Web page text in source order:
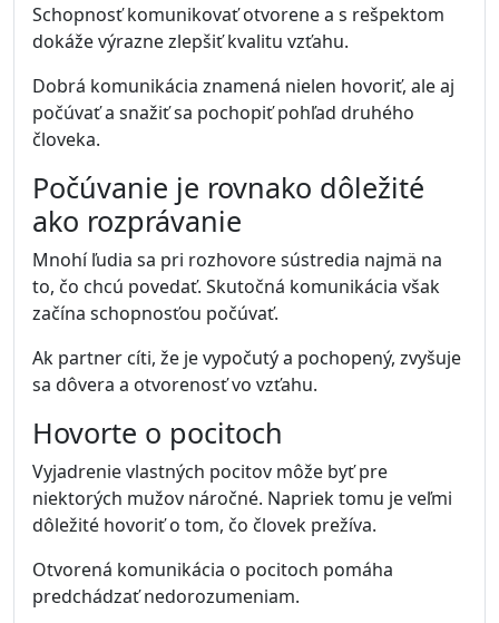
Schopnosť komunikovať otvorene a s rešpektom
dokáže výrazne zlepšiť kvalitu vzťahu.
Dobrá komunikácia znamená nielen hovoriť, ale aj
počúvať a snažiť sa pochopiť pohľad druhého
človeka.
Počúvanie je rovnako dôležité
ako rozprávanie
Mnohí ľudia sa pri rozhovore sústredia najmä na
to, čo chcú povedať. Skutočná komunikácia však
začína schopnosťou počúvať.
Ak partner cíti, že je vypočutý a pochopený, zvyšuje
sa dôvera a otvorenosť vo vzťahu.
Hovorte o pocitoch
Vyjadrenie vlastných pocitov môže byť pre
niektorých mužov náročné. Napriek tomu je veľmi
dôležité hovoriť o tom, čo človek prežíva.
Otvorená komunikácia o pocitoch pomáha
predchádzať nedorozumeniam.